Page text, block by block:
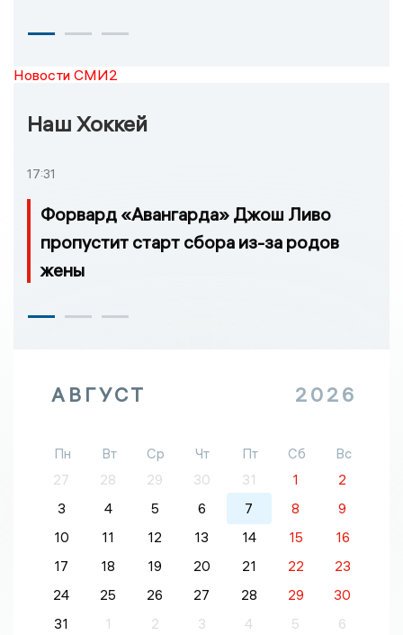
Новости СМИ2
Наш Хоккей
17:31
Форвард «Авангарда» Джош Ливо
пропустит старт сбора из-за родов
жены
АВГУСТ 2026
Пн Вт Ср Чт Пт Сб
Вс
27
28 29 30 31 1
2
3
4 5 6 7 8
9
10
11 12 13 14 15
16
17
18 19 20 21 22
23
24
25 26 27 28 29
30
31
1 2 3 4 5 6